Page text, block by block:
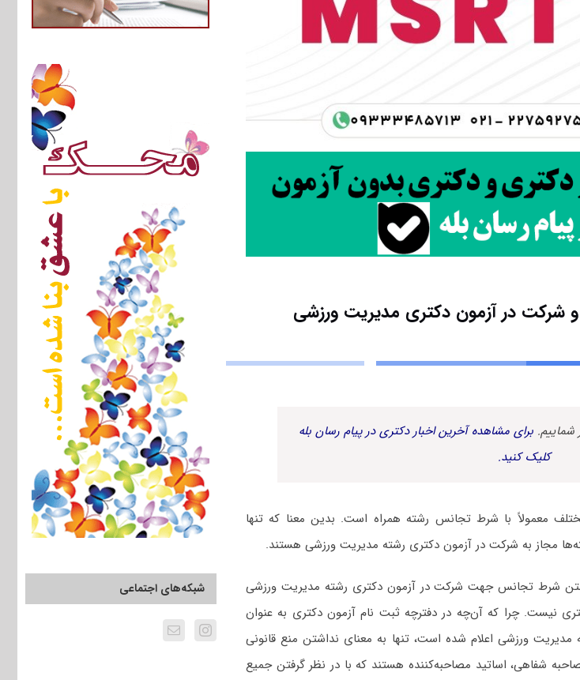
شرکت در آزمون دکتری مدیریت ورزشی
شماییم. برای مشاهده آخرین اخبار دکتری در پیام رسان بله
کلیک کنید.
معمولاً با شرط تجانس رشته همراه است. بدین معنا که تنها
مجاز به شرکت در آزمون دکتری رشته مدیریت ورزشی هستند.
شرط تجانس جهت شرکت در آزمون دکتری رشته مدیریت ورزشی
نیست. چرا که آن‌چه در دفترچه ثبت نام آزمون دکتری به عنوان
ورزشی اعلام شده است، تنها به معنای نداشتن منع قانونی
شفاهی، اساتید مصاحبه‌کننده هستند که با در نظر گرفتن جمیع
شبکه‌های اجتماعی